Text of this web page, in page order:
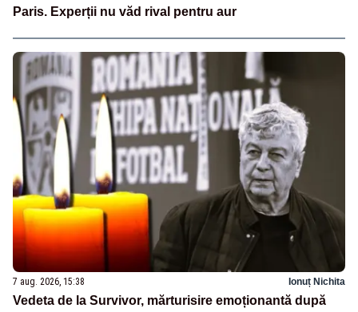
Paris. Experții nu văd rival pentru aur
7 aug. 2026, 15:38 Ionuț Nichita
Vedeta de la Survivor, mărturisire emoționantă după